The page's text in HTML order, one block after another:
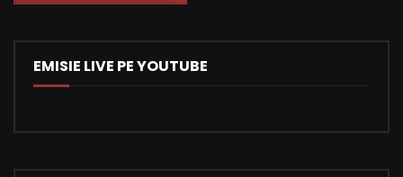
EMISIE LIVE PE YOUTUBE